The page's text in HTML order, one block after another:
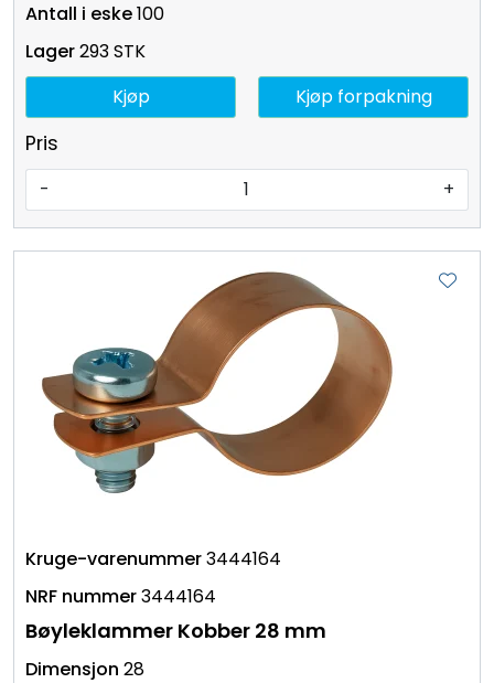
100
293 STK
Pris
- +
Kjøp Kjøp forpakning
3444164
3444164
Bøyleklammer Kobber 28 mm
28